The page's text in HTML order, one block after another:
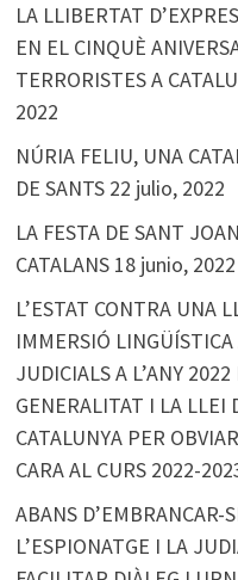
LA LLIBERTAT
EN EL CINQUÈ
TERRORISTES A
2022
NÚRIA FELIU, UNA
DE SANTS 22 julio, 2022
LA FESTA DE SANT
CATALANS 18 junio, 2022
L’ESTAT CONTRA UNA
IMMERSIÓ LINGÜÍSTICA
JUDICIALS A L’ANY
GENERALITAT I LA LLEI
CATALUNYA PER
CARA AL CURS 2022-
ABANS D’EMBRANCAR-
L’ESPIONATGE I LA